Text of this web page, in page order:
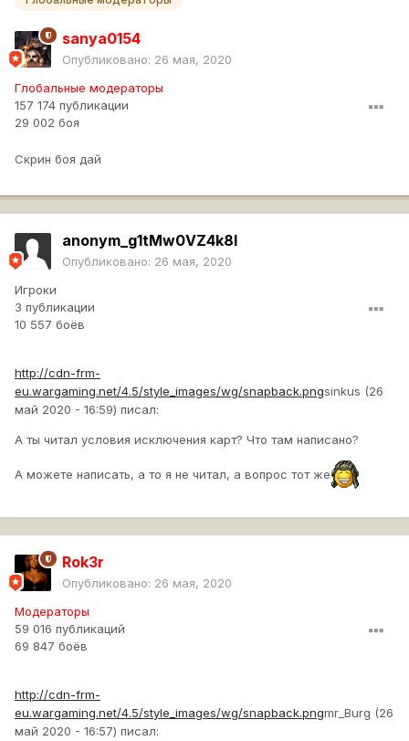
sanya0154
Опубликовано: 26 мая, 2020
Глобальные модераторы
157 174 публикации
29 002 боя
Скрин боя дай
anonym_g1tMw0VZ4k8I
Опубликовано: 26 мая, 2020
Игроки
3 публикации
10 557 боёв
http://cdn-frm-
eu.wargaming.net/4.5/style_images/wg/snapback.pngsinkus (26
май 2020 - 16:59) писал:
А ты читал условия исключения карт? Что там написано?
А можете написать, а то я не читал, а вопрос тот же
Rok3r
Опубликовано: 26 мая, 2020
Модераторы
59 016 публикаций
69 847 боёв
http://cdn-frm-
eu.wargaming.net/4.5/style_images/wg/snapback.pngmr_Burg (26
май 2020 - 16:57) писал: